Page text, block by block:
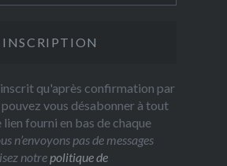
inscrit qu'après confirmation par
vous désabonner à tout
fourni en bas de chaque
n’envoyons pas de messages
notrepolitique de